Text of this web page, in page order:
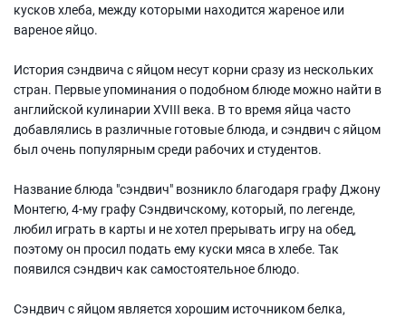
кусков хлеба, между которыми находится жареное или
вареное яйцо.
История сэндвича с яйцом несут корни сразу из нескольких
стран. Первые упоминания о подобном блюде можно найти в
английской кулинарии XVIII века. В то время яйца часто
добавлялись в различные готовые блюда, и сэндвич с яйцом
был очень популярным среди рабочих и студентов.
Название блюда "сэндвич" возникло благодаря графу Джону
Монтегю, 4-му графу Сэндвичскому, который, по легенде,
любил играть в карты и не хотел прерывать игру на обед,
поэтому он просил подать ему куски мяса в хлебе. Так
появился сэндвич как самостоятельное блюдо.
Сэндвич с яйцом является хорошим источником белка,